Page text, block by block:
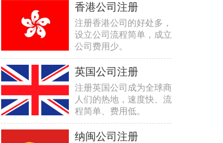
香港公司注册
注册香港公司的好处多，
设立公司流程简单，成立
公司费用少。
英国公司注册
注册英国公司成为全球商
人们的热地，速度快、流
程简单、费用低。
纳闽公司注册